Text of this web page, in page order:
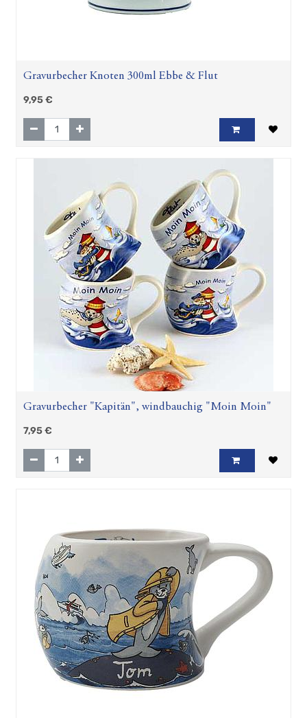
Gravurbecher Knoten 300ml Ebbe & Flut
9,95€
Gravurbecher "Kapitän", windbauchig "Moin Moin"
7,95€